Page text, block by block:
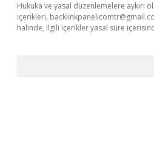
Hukuka ve yasal düzenlemelere aykırı
içerikleri,
halinde, ilgili içerikler yasal süre